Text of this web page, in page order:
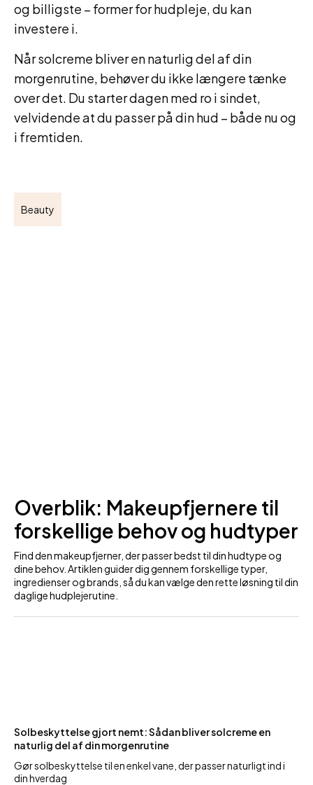
og billigste – former for hudpleje, du kan
investere i.
Når solcreme bliver en naturlig del af din
morgenrutine, behøver du ikke længere tænke
over det. Du starter dagen med ro i sindet,
velvidende at du passer på din hud – både nu og
i fremtiden.
Beauty
Overblik: Makeupfjernere til
forskellige behov og hudtyper
Find den makeupfjerner, der passer bedst til din hudtype og
dine behov. Artiklen guider dig gennem forskellige typer,
ingredienser og brands, så du kan vælge den rette løsning til din
daglige hudplejerutine.
Solbeskyttelse gjort nemt: Sådan bliver solcreme en
naturlig del af din morgenrutine
Gør solbeskyttelse til en enkel vane, der passer naturligt ind i
din hverdag